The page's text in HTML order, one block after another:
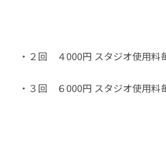
・２回 ４000円 スタジオ使用料
・３回 ６000円 スタジオ使用料